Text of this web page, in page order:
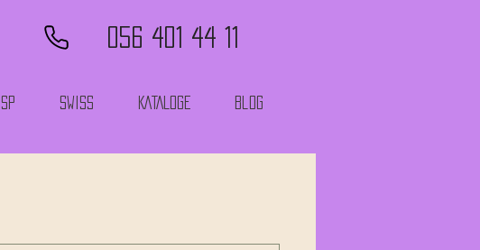
056 401 44 11
SP SWISS KATALOGE Blog